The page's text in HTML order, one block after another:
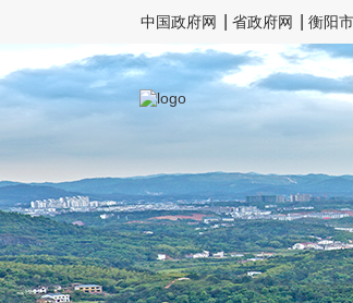
中国政府网 省政府网 衡阳